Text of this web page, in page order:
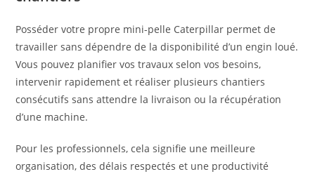
Posséder votre propre mini-pelle Caterpillar permet de
travailler sans dépendre de la disponibilité d’un engin loué.
Vous pouvez planifier vos travaux selon vos besoins,
intervenir rapidement et réaliser plusieurs chantiers
consécutifs sans attendre la livraison ou la récupération
d’une machine.
Pour les professionnels, cela signifie une meilleure
organisation, des délais respectés et une productivité